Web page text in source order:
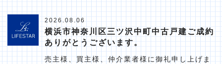
2026.08.06
横浜市神奈川区三ツ沢中町中古戸建ご成約
ありがとうございます。
売主様、買主様、仲介業者様に御礼申し上げま